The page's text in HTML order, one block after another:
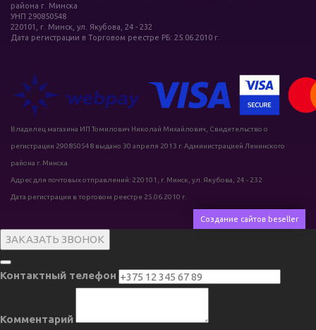
района г. Минска
УНП 290850548
220101, г. Минск, ул. Якубова, 24 - 232
Дата регистрации в Торговом реестре РБ: 25.06.2010 г.
Владелец магазина ИП Томилович Николай Михайлович, Свидетельство о
регистрации 290850548 выдано 30 апреля 2013 г. Администрацией Ленинского
района г. Минска
Адрес для почтовых отправлений: 220101, г. Минск, ул. Якубова, 24 - 232
Дата регистрации в торговом реестре 25.06.2010 г.
Создание сайтов beseller
ЗАКАЗАТЬ ЗВОНОК
Контактный телефон
Комментарий